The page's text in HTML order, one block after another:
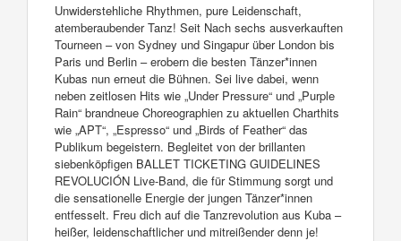
Unwiderstehliche Rhythmen, pure Leidenschaft,
atemberaubender Tanz! Seit Nach sechs ausverkauften
Tourneen – von Sydney und Singapur über London bis
Paris und Berlin – erobern die besten Tänzer*innen
Kubas nun erneut die Bühnen. Sei live dabei, wenn
neben zeitlosen Hits wie „Under Pressure“ und „Purple
Rain“ brandneue Choreographien zu aktuellen Charthits
wie „APT“, „Espresso“ und „Birds of Feather“ das
Publikum begeistern. Begleitet von der brillanten
siebenköpfigen BALLET TICKETING GUIDELINES
REVOLUCIÓN Live-Band, die für Stimmung sorgt und
die sensationelle Energie der jungen Tänzer*innen
entfesselt. Freu dich auf die Tanzrevolution aus Kuba –
heißer, leidenschaftlicher und mitreißender denn je!